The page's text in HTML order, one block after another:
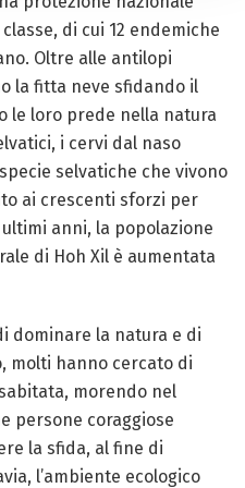
di cui 12 endemiche
Oltre alle antilopi
la fitta neve sfidando il
le loro prede nella natura
i cervi dal naso
selvatiche che vivono
ai crescenti sforzi per
anni, la popolazione
di Hoh Xil è aumentata
dominare la natura e di
molti hanno cercato di
morendo nel
persone coraggiose
la sfida, al fine di
l’ambiente ecologico